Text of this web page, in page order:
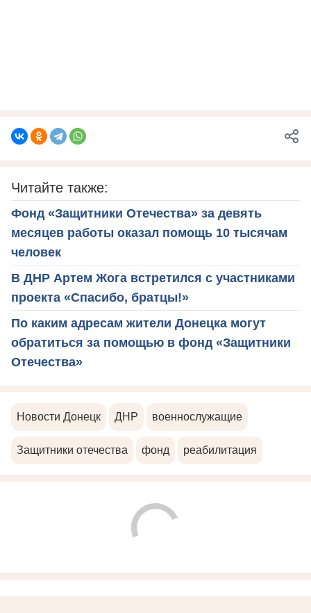
Читайте также:
Фонд «Защитники Отечества» за девять
месяцев работы оказал помощь 10 тысячам
человек
В ДНР Артем Жога встретился с участниками
проекта «Спасибо, братцы!»
По каким адресам жители Донецка могут
обратиться за помощью в фонд «Защитники
Отечества»
Новости Донецк ДНР военнослужащие
Защитники отечества фонд реабилитация